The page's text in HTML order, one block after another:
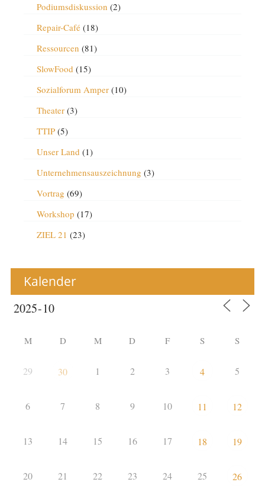
Podiumsdiskussion (2)
Repair-Café(18)
Ressourcen (81)
SlowFood (15)
Sozialforum Amper(10)
Theater(3)
TTIP(5)
Unser Land (1)
Unternehmensauszeichnung (3)
Vortrag (69)
Workshop (17)
ZIEL 21 (23)
Kalender
M D M D F S S
29 30 1 2 3 4 5
6 7 8 9 10 11 12
13 14 15 16 17 18 19
20 21 22 23 24 25 26